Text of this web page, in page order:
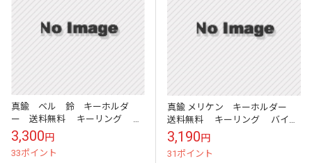
真鍮 ベル 鈴 キーホルダ
ー 送料無料 キーリング バ
イカー ハーレー 鍵 メンズ レデ
ィース キーチェーン DIY ハンド
メ...
3,300円
33ポイント
真鍮 メリケン キーホルダー
送料無料 キーリング バイカ
ー ハーレー 鍵 メンズ レディー
ス キーチェーン DIY ハンドメ...
3,190円
31ポイント